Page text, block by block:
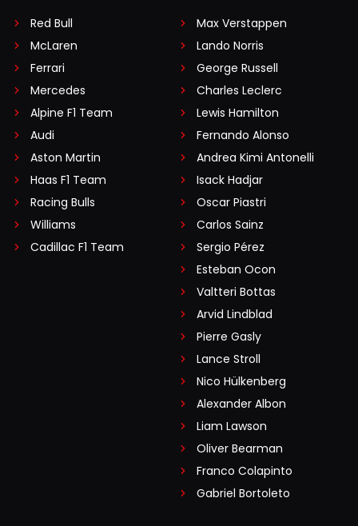
Red Bull
McLaren
Ferrari
Mercedes
Alpine F1 Team
Audi
Aston Martin
Haas F1 Team
Racing Bulls
Williams
Cadillac F1 Team
Max Verstappen
Lando Norris
George Russell
Charles Leclerc
Lewis Hamilton
Fernando Alonso
Andrea Kimi Antonelli
Isack Hadjar
Oscar Piastri
Carlos Sainz
Sergio Pérez
Esteban Ocon
Valtteri Bottas
Arvid Lindblad
Pierre Gasly
Lance Stroll
Nico Hülkenberg
Alexander Albon
Liam Lawson
Oliver Bearman
Franco Colapinto
Gabriel Bortoleto